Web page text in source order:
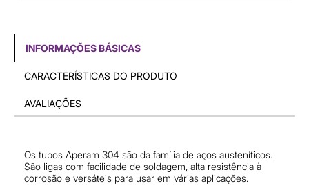
INFORMAÇÕES BÁSICAS
CARACTERÍSTICAS DO PRODUTO
AVALIAÇÕES
Os tubos Aperam 304 são da família de aços austeníticos.
São ligas com facilidade de soldagem, alta resistência à
corrosão e versáteis para usar em várias aplicações.